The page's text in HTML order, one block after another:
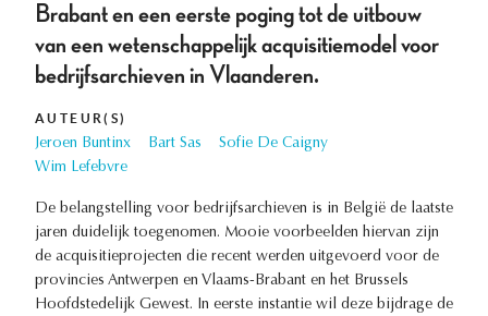
Brabant en een eerste poging tot de uitbouw
van een wetenschappelijk acquisitiemodel voor
bedrijfsarchieven in Vlaanderen.
AUTEUR(S)
Jeroen Buntinx Bart Sas
Sofie De Caigny
Wim Lefebvre
De belangstelling voor bedrijfsarchieven is in België de laatste
jaren duidelijk toegenomen. Mooie voorbeelden hiervan zijn
de acquisitieprojecten die recent werden uitgevoerd voor de
provincies Antwerpen en Vlaams-Brabant en het Brussels
Hoofdstedelijk Gewest. In eerste instantie wil deze bijdrage de